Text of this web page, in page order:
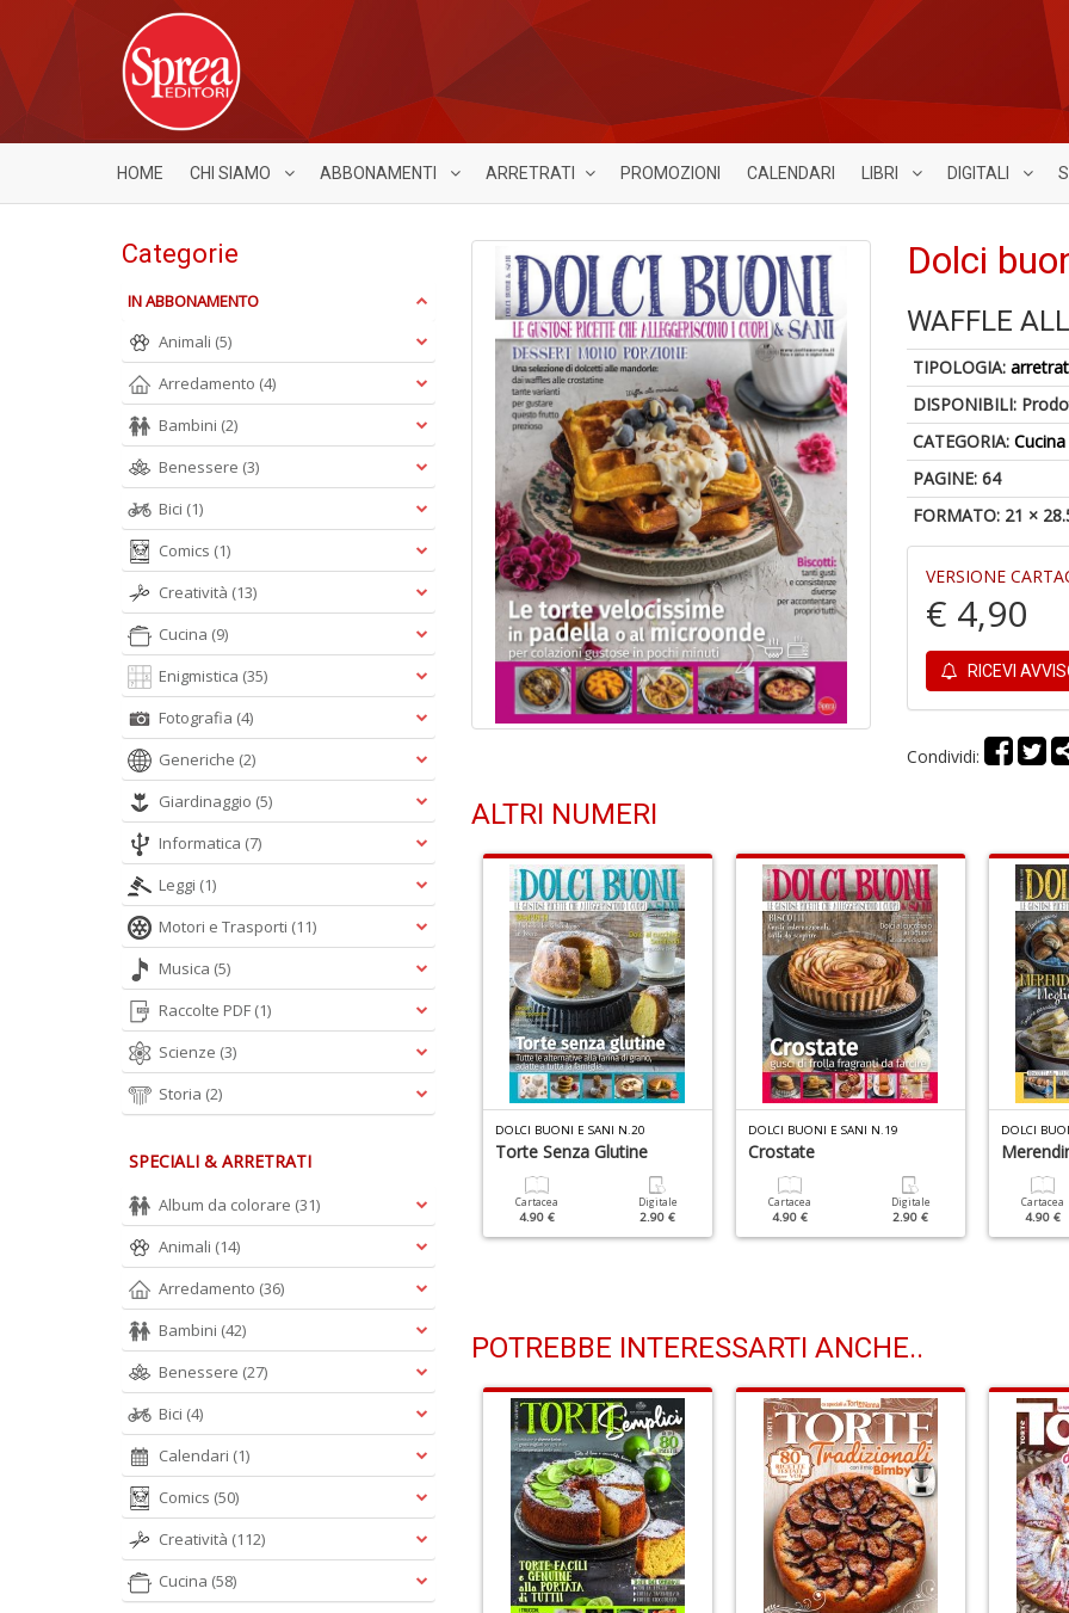
HOME CHI SIAMO ABBONAMENTI ARRETRATI PROMOZIONI CALENDARI LIBRI DIGITALI
Dolci
WAFFLE
TIPOLOGIA:
DISPONIBILI:
CATEGORIA:Cucina
PAGINE: 64
FORMATO: 21 ×
VERSIONE
€ 4,90
RICEVI
Condividi:
ALTRI NUMERI
Digitale
1.50 €
Frittelle Senza Glutine
Cartacea
2.50 €
Digitale
DOLCI BUONI E SANI N.20
Torte Senza Glutine
Cartacea
4.90 €
Digitale
2.90 €
DOLCI BUONI E SANI N.19
Crostate
Cartacea
4.90 €
Digitale
2.90 €
DOLCI
Cartacea
4.90 €
POTREBBE INTERESSARTI ANCHE..
Categorie
IN ABBONAMENTO
Animali (5)
Arredamento (4)
Bambini (2)
Benessere (3)
Bici (1)
Comics (1)
Creatività (13)
Cucina (9)
Enigmistica (35)
Fotografia (4)
Generiche (2)
Giardinaggio (5)
Informatica (7)
Leggi (1)
Motori e Trasporti (11)
Musica (5)
Raccolte PDF (1)
Scienze (3)
Storia (2)
SPECIALI & ARRETRATI
Album da colorare (31)
Animali (14)
Arredamento (36)
Bambini (42)
Benessere (27)
Bici (4)
Calendari (1)
Comics (50)
Creatività (112)
Cucina (58)